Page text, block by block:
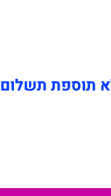
תוספת תשלום